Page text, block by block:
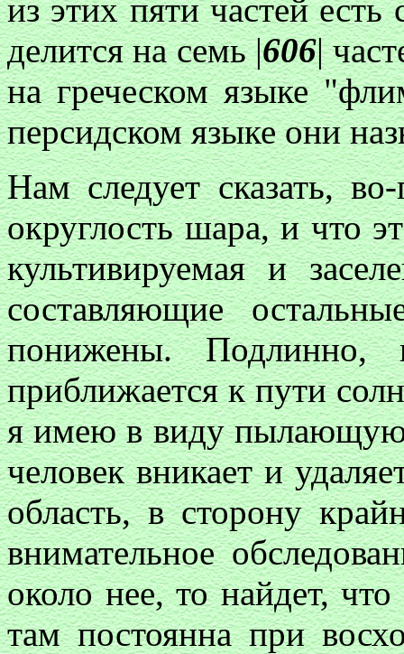
из этих пяти частей есть
делится на семь |606|
на греческом языке
персидском языке они
Нам следует сказать,
округлость шара, и что
культивируемая и
составляющие
понижены. Подлинно,
приближается к пути
я имею в виду пылающую
человек вникает и
область, в сторону
внимательное
около нее, то найдет,
там постоянна при